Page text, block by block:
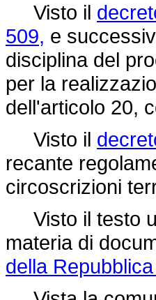
Visto il
509, e
disciplina del
per la
dell'articolo 20,
Visto il
recante
circoscrizioni
Visto il testo
materia di
della